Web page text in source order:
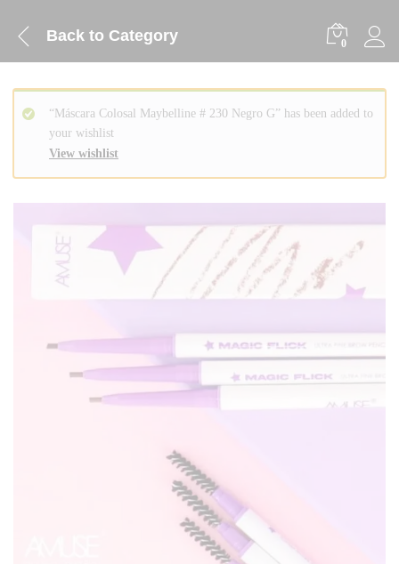
Back to Category 0
View wishlist
“Máscara Colosal Maybelline # 230 Negro G” has been added to
your wishlist